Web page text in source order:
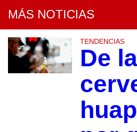
MÁS NOTICIAS
TENDENCIAS
De la